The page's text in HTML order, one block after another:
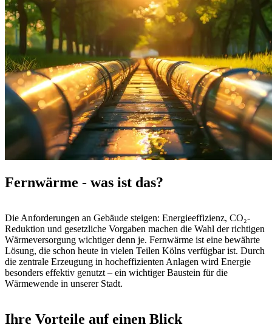
Fernwärme - was ist das?
Die Anforderungen an Gebäude steigen: Energieeffizienz, CO₂-
Reduktion und gesetzliche Vorgaben machen die Wahl der richtigen
Wärmeversorgung wichtiger denn je. Fernwärme ist eine bewährte
Lösung, die schon heute in vielen Teilen Kölns verfügbar ist. Durch
die zentrale Erzeugung in hocheffizienten Anlagen wird Energie
besonders effektiv genutzt – ein wichtiger Baustein für die
Wärmewende in unserer Stadt.
Ihre Vorteile auf einen Blick